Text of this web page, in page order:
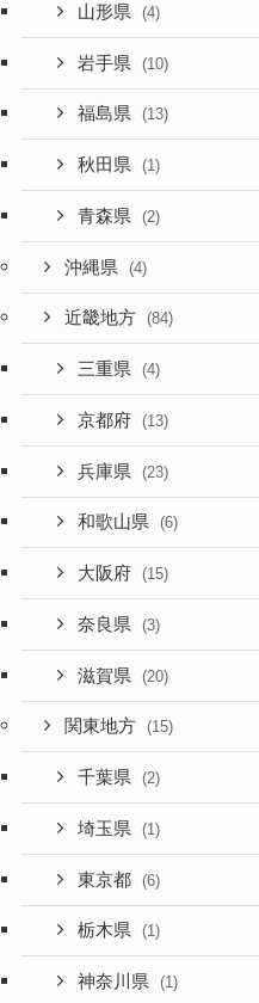
山形県 (4)
岩手県 (10)
福島県 (13)
秋田県 (1)
青森県 (2)
沖縄県 (4)
近畿地方 (84)
三重県 (4)
京都府 (13)
兵庫県 (23)
和歌山県 (6)
大阪府 (15)
奈良県 (3)
滋賀県 (20)
関東地方 (15)
千葉県 (2)
埼玉県 (1)
東京都 (6)
栃木県 (1)
神奈川県 (1)